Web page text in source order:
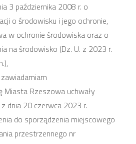
3 października 2008 r. o
o środowisku i jego ochronie,
w ochronie środowiska oraz o
na środowisko (Dz. U. z 2023 r.
zawiadamiam
Miasta Rzeszowa uchwały
dnia 20 czerwca 2023 r.
do sporządzenia miejscowego
przestrzennego nr